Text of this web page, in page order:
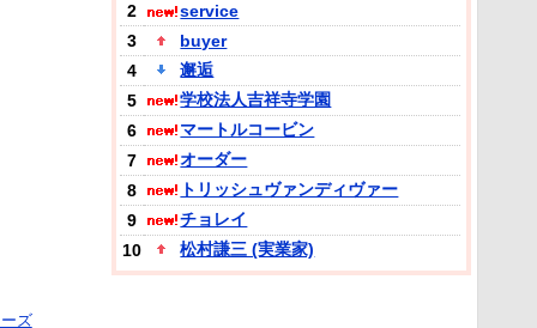
ズ
2
service
3
buyer
4
邂逅
5
学校法人吉祥寺学園
6
マートルコービン
7
オーダー
8
トリッシュヴァンディヴァー
9
チョレイ
10
松村謙三 (実業家)